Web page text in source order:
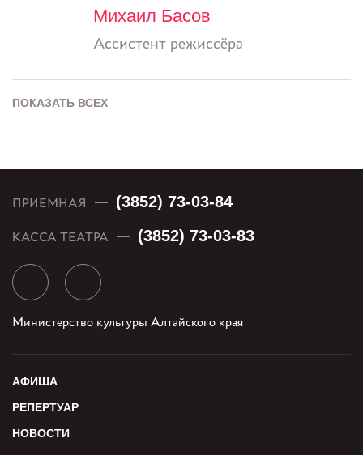
Михаил Басов
Ассистент режиссёра
ПОКАЗАТЬ ВСЕХ
ПРИЕМНАЯ (3852) 73-03-84
КАССА ТЕАТРА (3852) 73-03-83
Министерство культуры Алтайского края
АФИША
РЕПЕРТУАР
НОВОСТИ